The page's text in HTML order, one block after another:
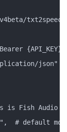
json"
is Fish Audio
# default